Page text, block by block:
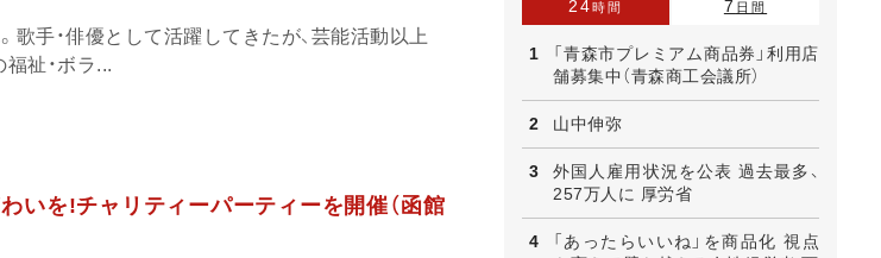
手・俳優として活躍してきたが、芸能活動以上
祉・ボラ...
いを!チャリティーパーティーを開催（函館
24時間 7 日間
「青森市プレミアム商品券」利用店
舗募集中（青森商工会議所）
山中伸弥
外国人雇用状況を公表 過去最多、
257万人に 厚労省
「あったらいいね」を商品化 視点